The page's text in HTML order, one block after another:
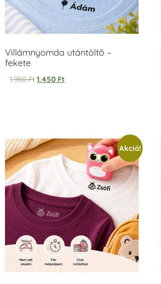
Villámnyomda utántöltő –
fekete
1.950Ft 1.450 Ft
Akció!